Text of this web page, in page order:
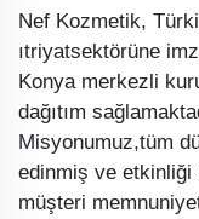
Nef Kozmetik,
ıtriyatsektörüne
Konya merkezli
dağıtım
Misyonumuz,tüm
edinmiş ve etkinliği
müşteri